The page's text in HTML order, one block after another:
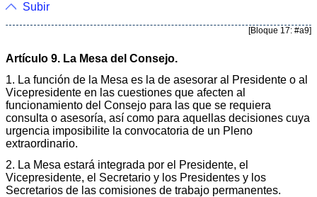
Subir
[Bloque 17: #a9]
Artículo 9. La Mesa del Consejo.
1. La función de la Mesa es la de asesorar al Presidente o al
Vicepresidente en las cuestiones que afecten al
funcionamiento del Consejo para las que se requiera
consulta o asesoría, así como para aquellas decisiones cuya
urgencia imposibilite la convocatoria de un Pleno
extraordinario.
2. La Mesa estará integrada por el Presidente, el
Vicepresidente, el Secretario y los Presidentes y los
Secretarios de las comisiones de trabajo permanentes.